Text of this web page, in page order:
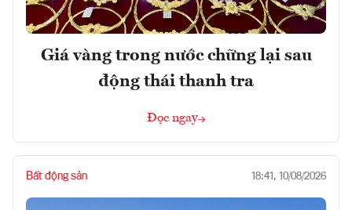
Giá vàng trong nước chững lại sau
động thái thanh tra
Đọc ngay
Bất động sản 18:41, 10/08/2026